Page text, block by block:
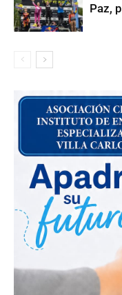
Paz,